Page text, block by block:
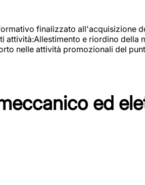
finalizzato all'acquisizione
e riordino
nelle attività promozionali del
ed